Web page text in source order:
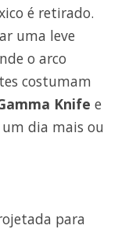
é retirado.
uma leve
o arco
costumam
Knife e
dia mais ou
para